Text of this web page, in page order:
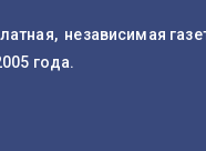
независимая
года.